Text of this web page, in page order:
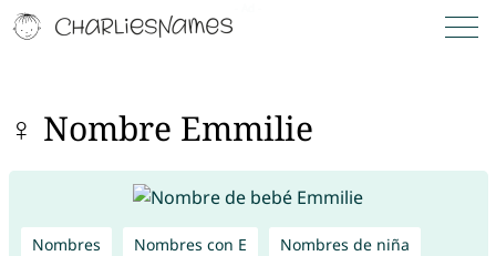
♀ Nombre Emmilie
Nombres Nombres con E Nombres de niña